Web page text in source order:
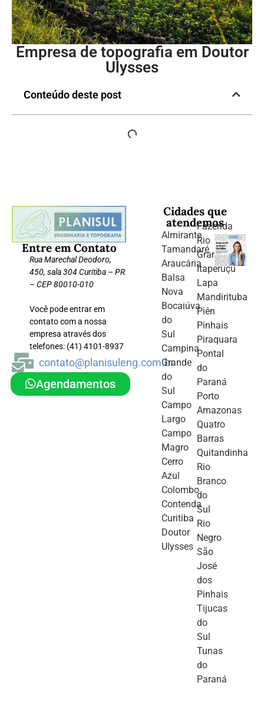
Empresa de topografia em Doutor
Ulysses
Conteúdo deste post
Entre em Contato
Rua Marechal Deodoro,
450, sala 304 Curitiba – PR
– CEP 80010-010
Você pode entrar em
contato com a nossa
empresa através dos
telefones: (41) 4101-8937
contato@planisuleng.com.br
Agendamentos
Cidades que
atendemos
Almirante
Tamandaré
Araucária
Balsa
Nova
Bocaiúva
do
Sul
Campina
Grande
do
Sul
Campo
Largo
Campo
Magro
Cerro
Azul
Colombo
Contenda
Curitiba
Doutor
Ulysses
Fazenda
Rio
Grande
Itaperuçu
Lapa
Mandirituba
Piên
Pinhais
Piraquara
Pontal
do
Paraná
Porto
Amazonas
Quatro
Barras
Quitandinha
Rio
Branco
do
Sul
Rio
Negro
São
José
dos
Pinhais
Tijucas
do
Sul
Tunas
do
Paraná